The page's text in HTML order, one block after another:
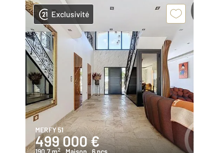
Exclusivité
MERFY 51
499 000 €
190,7 m2 , Maison , 6 pcs